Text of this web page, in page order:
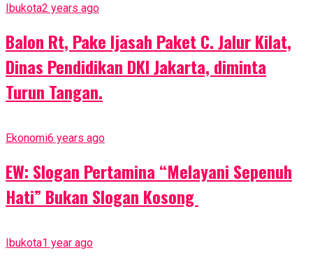
Ibukota2 years ago
Balon Rt, Pake Ijasah Paket C. Jalur Kilat,
Dinas Pendidikan DKI Jakarta, diminta
Turun Tangan.
Ekonomi6 years ago
EW: Slogan Pertamina “Melayani Sepenuh
Hati” Bukan Slogan Kosong
Ibukota1 year ago